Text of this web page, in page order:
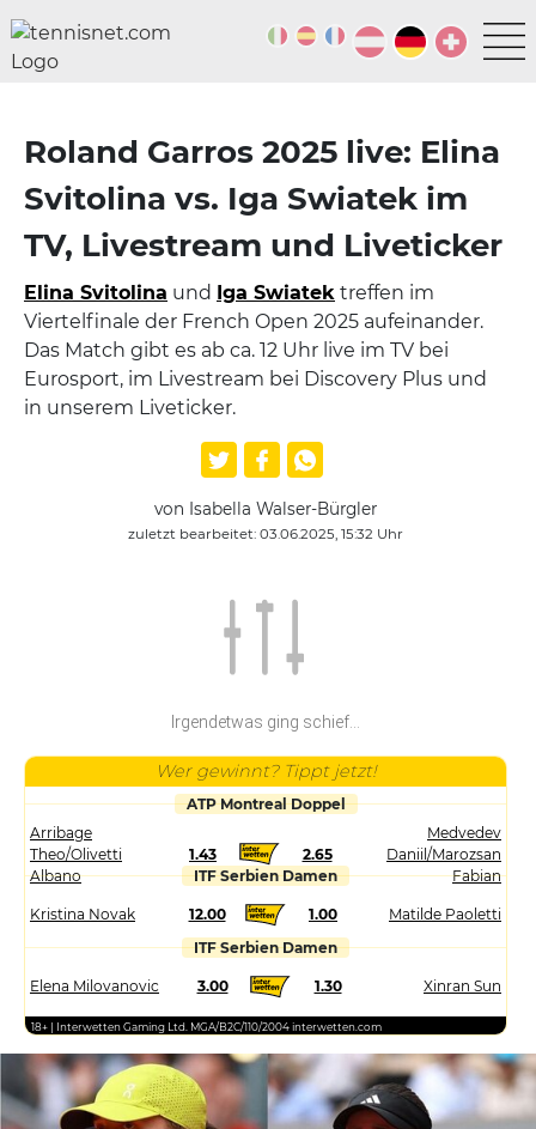
Roland Garros 2025 live: Elina
Svitolina vs. Iga Swiatek im
TV, Livestream und Liveticker
Elina Svitolina und Iga Swiatek treffen im
Viertelfinale der French Open 2025 aufeinander.
Das Match gibt es ab ca. 12 Uhr live im TV bei
Eurosport, im Livestream bei Discovery Plus und
in unserem Liveticker.
von Isabella Walser-Bürgler
zuletzt bearbeitet: 03.06.2025, 15:32 Uhr
Irgendetwas ging schief...
Wer gewinnt? Tippt jetzt!
ATP Montreal Doppel
Arribage
Theo/Olivetti
Albano
1.43 2.65
Medvedev
Daniil/Marozsan
Fabian
ITF Serbien Damen
Kristina Novak 12.00 1.00
Matilde Paoletti
ITF Serbien Damen
Elena Milovanovic 3.00 1.30 Xinran Sun
18+ | Interwetten Gaming Ltd. MGA/B2C/110/2004 interwetten.com